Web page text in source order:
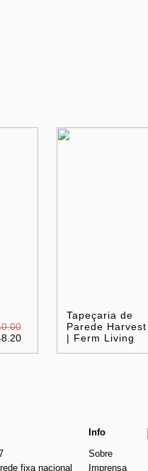
Tapeçaria de
Parede Harvest
| Ferm Living
fixa nacional
Info
Sobre
Imprensa